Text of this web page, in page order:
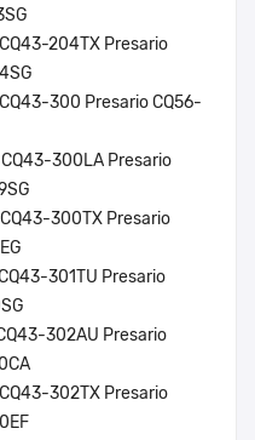
204TX Presario
300 Presario CQ56-
300LA Presario
300TX Presario
301TU Presario
302AU Presario
302TX Presario